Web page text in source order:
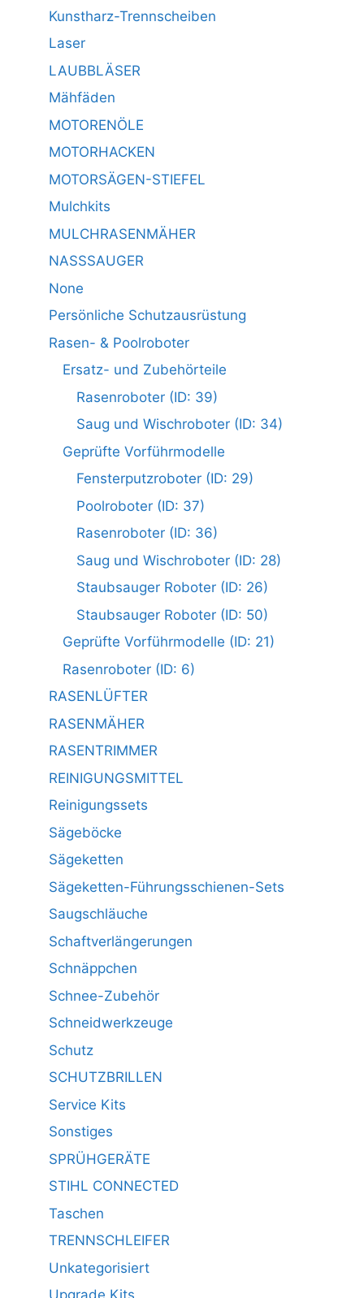
Kunstharz-Trennscheiben
Laser
LAUBBLÄSER
Mähfäden
MOTORENÖLE
MOTORHACKEN
MOTORSÄGEN-STIEFEL
Mulchkits
MULCHRASENMÄHER
NASSSAUGER
None
Persönliche Schutzausrüstung
Rasen- & Poolroboter
Ersatz- und Zubehörteile
Rasenroboter (ID: 39)
Saug und Wischroboter (ID: 34)
Geprüfte Vorführmodelle
Fensterputzroboter (ID: 29)
Poolroboter (ID: 37)
Rasenroboter (ID: 36)
Saug und Wischroboter (ID: 28)
Staubsauger Roboter (ID: 26)
Staubsauger Roboter (ID: 50)
Geprüfte Vorführmodelle (ID: 21)
Rasenroboter (ID: 6)
RASENLÜFTER
RASENMÄHER
RASENTRIMMER
REINIGUNGSMITTEL
Reinigungssets
Sägeböcke
Sägeketten
Sägeketten-Führungsschienen-Sets
Saugschläuche
Schaftverlängerungen
Schnäppchen
Schnee-Zubehör
Schneidwerkzeuge
Schutz
SCHUTZBRILLEN
Service Kits
Sonstiges
SPRÜHGERÄTE
STIHL CONNECTED
Taschen
TRENNSCHLEIFER
Unkategorisiert
Upgrade Kits